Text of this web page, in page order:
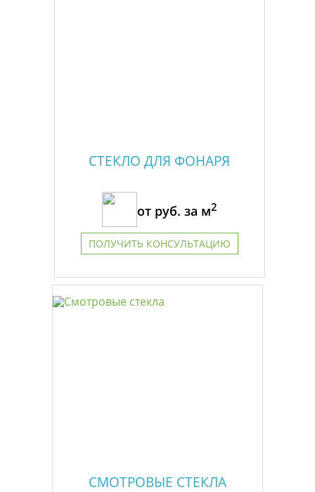
СТЕКЛО ДЛЯ ФОНАРЯ
от руб. за м2
ПОЛУЧИТЬ КОНСУЛЬТАЦИЮ
СМОТРОВЫЕ СТЕКЛА